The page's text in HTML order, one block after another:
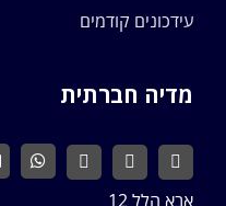
עידכונים קודמים
מדיה חברתית
אבא הלל 12